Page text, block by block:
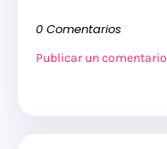
0 Comentarios
Publicar un comentario